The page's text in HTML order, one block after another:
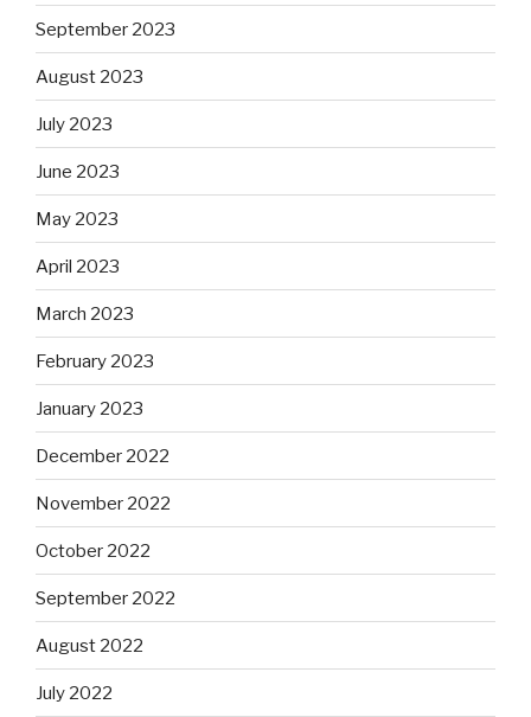
September 2023
August 2023
July 2023
June 2023
May 2023
April 2023
March 2023
February 2023
January 2023
December 2022
November 2022
October 2022
September 2022
August 2022
July 2022